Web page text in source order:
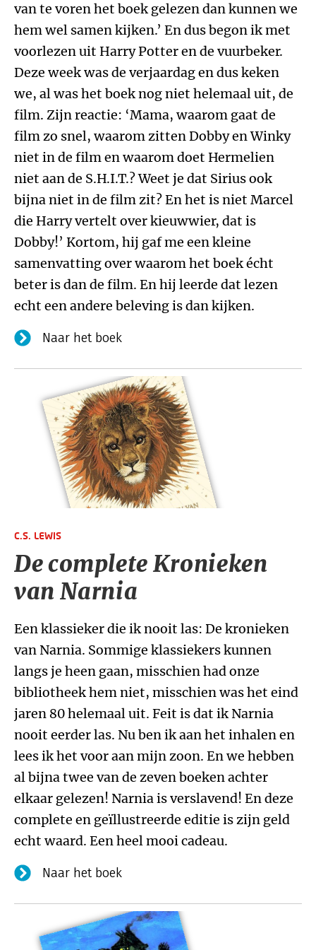
van te voren het boek gelezen dan kunnen we
hem wel samen kijken.’ En dus begon ik met
voorlezen uit Harry Potter en de vuurbeker.
Deze week was de verjaardag en dus keken
we, al was het boek nog niet helemaal uit, de
film. Zijn reactie: ‘Mama, waarom gaat de
film zo snel, waarom zitten Dobby en Winky
niet in de film en waarom doet Hermelien
niet aan de S.H.I.T.? Weet je dat Sirius ook
bijna niet in de film zit? En het is niet Marcel
die Harry vertelt over kieuwwier, dat is
Dobby!’ Kortom, hij gaf me een kleine
samenvatting over waarom het boek écht
beter is dan de film. En hij leerde dat lezen
echt een andere beleving is dan kijken.
Naar het boek
C.S. LEWIS
De complete Kronieken
van Narnia
Een klassieker die ik nooit las: De kronieken
van Narnia. Sommige klassiekers kunnen
langs je heen gaan, misschien had onze
bibliotheek hem niet, misschien was het eind
jaren 80 helemaal uit. Feit is dat ik Narnia
nooit eerder las. Nu ben ik aan het inhalen en
lees ik het voor aan mijn zoon. En we hebben
al bijna twee van de zeven boeken achter
elkaar gelezen! Narnia is verslavend! En deze
complete en geïllustreerde editie is zijn geld
echt waard. Een heel mooi cadeau.
Naar het boek